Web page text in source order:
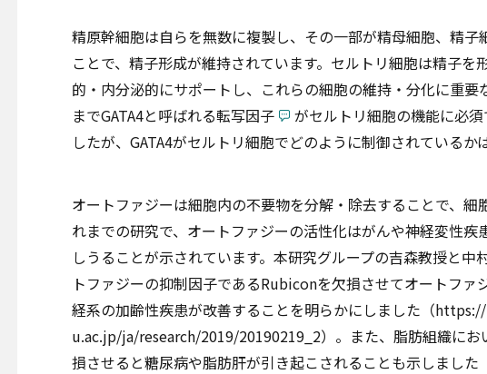
精原幹細胞は自らを無数に複製し、その一部が精母細胞、精子
ことで、精子形成が維持されています。セルトリ細胞は精子を
的・内分泌的にサポートし、これらの細胞の維持・分化に重要
までGATA4と呼ばれる転写因子
がセルトリ細胞の機能に必
したが、GATA4がセルトリ細胞でどのように制御されているか
オートファジーは細胞内の不要物を分解・除去することで、細
れまでの研究で、オートファジーの活性化はがんや神経変性疾
しうることが示されています。本研究グループの吉森教授と中
トファジーの抑制因子であるRubiconを欠損させてオートファ
経系の加齢性疾患が改善することを明らかにしました（
u.ac.jp/ja/research/2019/20190219_2）。また、脂肪組織に
損させると糖尿病や脂肪肝が引き起こされることも示しまし